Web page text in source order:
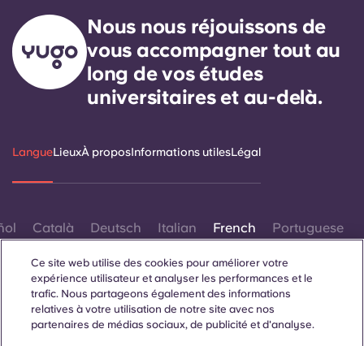
Nous nous réjouissons de
vous accompagner tout au
long de vos études
universitaires et au-delà.
LangueLieuxÀ proposInformations utilesLégal
Català Deutsch Italian French Portuguese
Ce site web utilise des cookies pour améliorer votre
expérience utilisateur et analyser les performances et le
trafic. Nous partageons également des informations
relatives à votre utilisation de notre site avec nos
partenaires de médias sociaux, de publicité et d'analyse.